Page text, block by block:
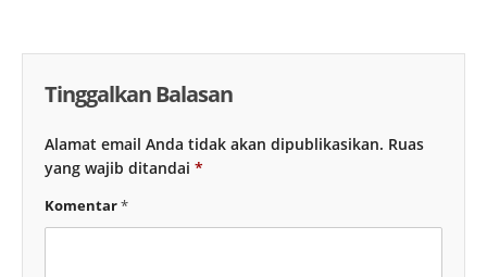
Tinggalkan Balasan
Alamat email Anda tidak akan dipublikasikan. Ruas
yang wajib ditandai *
Komentar*